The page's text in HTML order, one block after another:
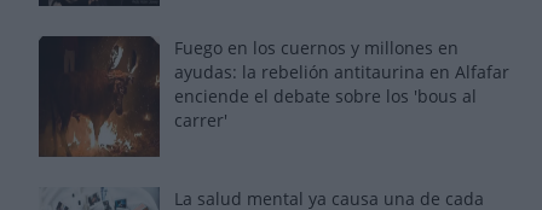
Fuego en los cuernos y millones en
ayudas: la rebelión antitaurina en Alfafar
enciende el debate sobre los 'bous al
carrer'
La salud mental ya causa una de cada